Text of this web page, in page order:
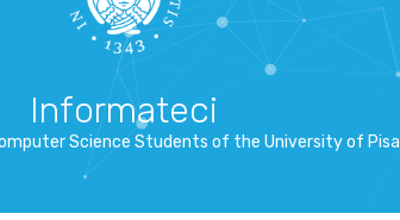
Informateci
Science Students of the University of Pisa